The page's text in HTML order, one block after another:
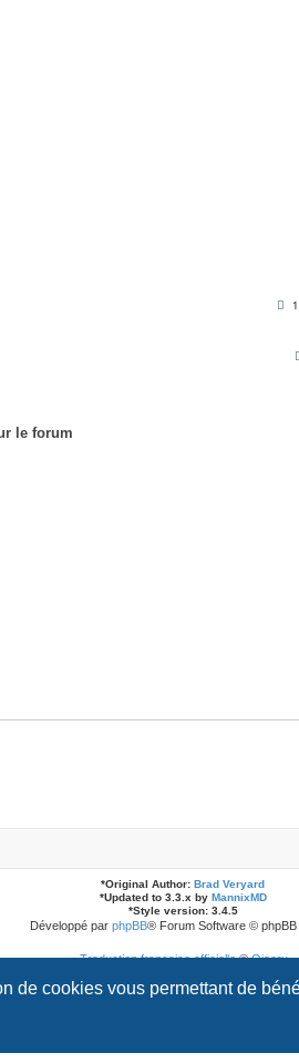
de cookies vous permettant de
1
le forum
*Original Author: Brad Veryard
*Updated to 3.3.x by MannixMD
*Style version: 3.4.5
Développé par phpBB® Forum Software © phpBB
Traduction française officielle©Qiaeru
Confidentialité|Conditions